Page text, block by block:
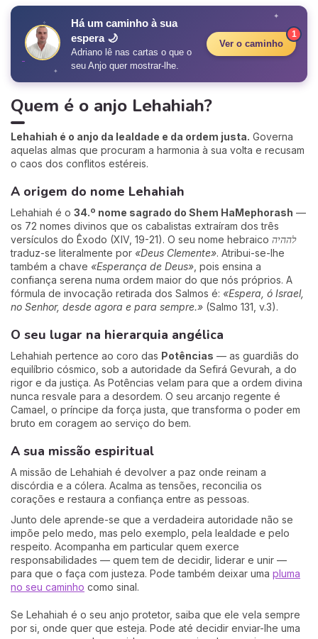
✦
✦
✧
Há um caminho à sua
espera 🌙
Adriano lê nas cartas o que o
seu Anjo quer mostrar-lhe.
Ver o caminho
1
Quem é o anjo Lehahiah?
Lehahiah é o anjo da lealdade e da ordem justa. Governa
aquelas almas que procuram a harmonia à sua volta e recusam
o caos dos conflitos estéreis.
A origem do nome Lehahiah
Lehahiah é o 34.º nome sagrado do Shem HaMephorash —
os 72 nomes divinos que os cabalistas extraíram dos três
versículos do Êxodo (XIV, 19-21). O seu nome hebraico לההיה
traduz-se literalmente por «Deus Clemente». Atribui-se-lhe
também a chave «Esperança de Deus» , pois ensina a
confiança serena numa ordem maior do que nós próprios. A
fórmula de invocação retirada dos Salmos é: «Espera, ó Israel,
no Senhor, desde agora e para sempre.» (Salmo 131, v.3).
O seu lugar na hierarquia angélica
Lehahiah pertence ao coro das Potências — as guardiãs do
equilíbrio cósmico, sob a autoridade da Sefirá Gevurah, a do
rigor e da justiça. As Potências velam para que a ordem divina
nunca resvale para a desordem. O seu arcanjo regente é
Camael, o príncipe da força justa, que transforma o poder em
bruto em coragem ao serviço do bem.
A sua missão espiritual
A missão de Lehahiah é devolver a paz onde reinam a
discórdia e a cólera. Acalma as tensões, reconcilia os
corações e restaura a confiança entre as pessoas.
Junto dele aprende-se que a verdadeira autoridade não se
impõe pelo medo, mas pelo exemplo, pela lealdade e pelo
respeito. Acompanha em particular quem exerce
responsabilidades — quem tem de decidir, liderar e unir —
para que o faça com justeza. Pode também deixar uma pluma
no seu caminho como sinal.
Se Lehahiah é o seu anjo protetor, saiba que ele vela sempre
por si, onde quer que esteja. Pode até decidir enviar-lhe uma